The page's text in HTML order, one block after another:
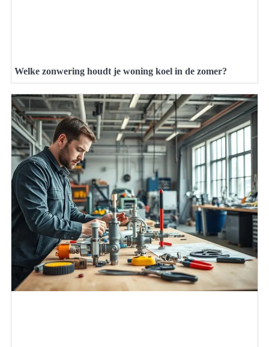
Welke zonwering houdt je woning koel in de zomer?